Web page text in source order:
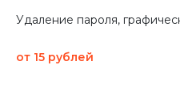
Удаление пароля,
от 15 рублей